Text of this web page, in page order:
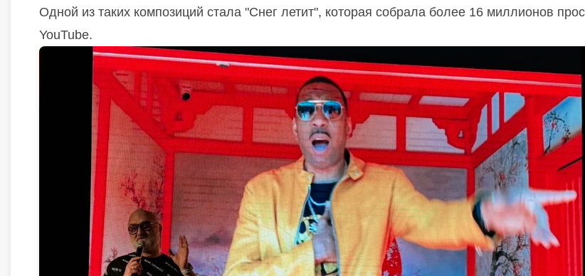
Одной из таких композиций стала "Снег летит", которая собрала более 16 миллионов
YouTube.